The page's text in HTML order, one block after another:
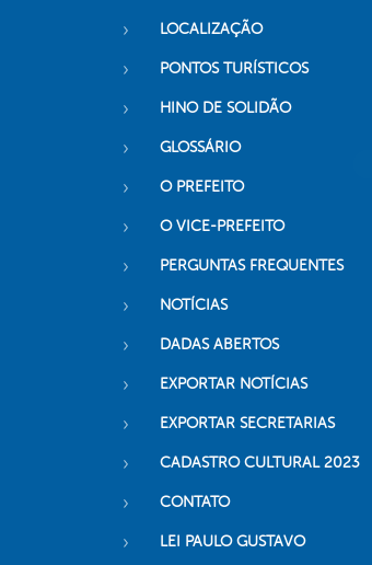
LOCALIZAÇÃO
PONTOS TURÍSTICOS
HINO DE SOLIDÃO
GLOSSÁRIO
O PREFEITO
O VICE-PREFEITO
PERGUNTAS FREQUENTES
NOTÍCIAS
DADAS ABERTOS
EXPORTAR NOTÍCIAS
EXPORTAR SECRETARIAS
CADASTRO CULTURAL 2023
CONTATO
LEI PAULO GUSTAVO